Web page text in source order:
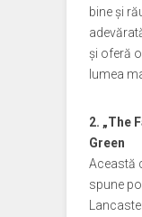
bine și
și oferă
lumea
2. „The
Green
Această
spune